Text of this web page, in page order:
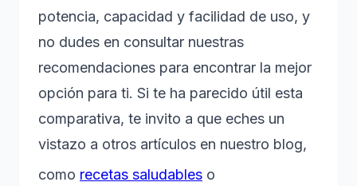
potencia, capacidad y facilidad de uso, y
no dudes en consultar nuestras
recomendaciones para encontrar la mejor
opción para ti. Si te ha parecido útil esta
comparativa, te invito a que eches un
vistazo a otros artículos en nuestro blog,
como recetas saludables o